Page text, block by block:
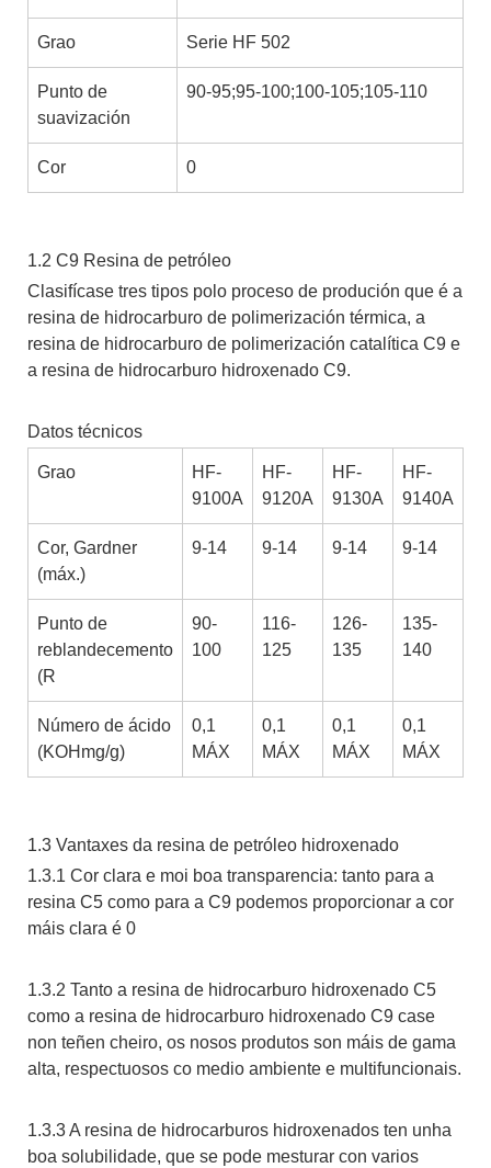
Grao Serie HF 502
Punto de
suavización
90-95;95-100;100-105;105-110
Cor 0
1.2 C9 Resina de petróleo
Clasifícase tres tipos polo proceso de produción que é a
resina de hidrocarburo de polimerización térmica, a
resina de hidrocarburo de polimerización catalítica C9 e
a resina de hidrocarburo hidroxenado C9.
Datos técnicos
Grao
HF-
9100A
HF-
9120A
HF-
9130A
HF-
9140A
Cor, Gardner
(máx.)
9-14 9-14 9-14 9-14
Punto de
reblandecemento
(R
90-
100
116-
125
126-
135
135-
140
Número de ácido
(KOHmg/g)
0,1
MÁX
0,1
MÁX
0,1
MÁX
0,1
MÁX
1.3 Vantaxes da resina de petróleo hidroxenado
1.3.1 Cor clara e moi boa transparencia: tanto para a
resina C5 como para a C9 podemos proporcionar a cor
máis clara é 0
1.3.2 Tanto a resina de hidrocarburo hidroxenado C5
como a resina de hidrocarburo hidroxenado C9 case
non teñen cheiro, os nosos produtos son máis de gama
alta, respectuosos co medio ambiente e multifuncionais.
1.3.3 A resina de hidrocarburos hidroxenados ten unha
boa solubilidade, que se pode mesturar con varios